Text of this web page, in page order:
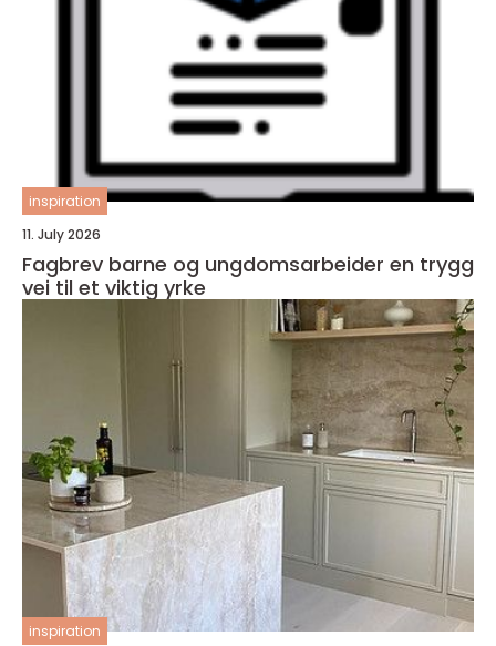
inspiration
11. July 2026
Fagbrev barne og ungdomsarbeider en trygg
vei til et viktig yrke
inspiration